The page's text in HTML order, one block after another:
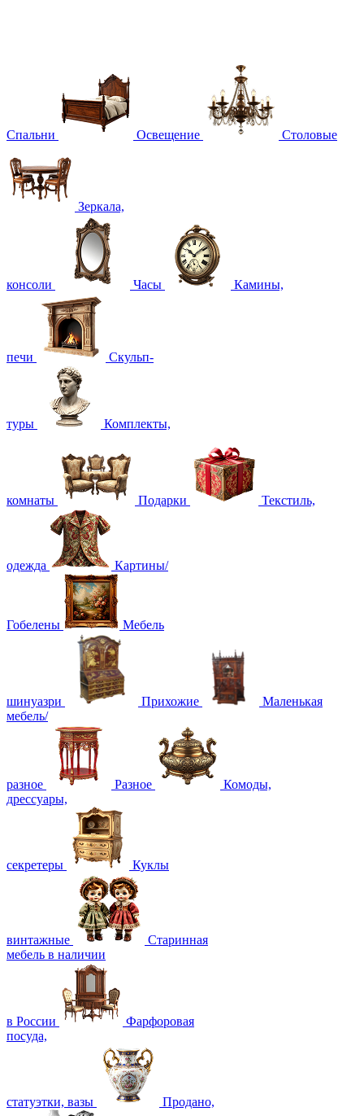
Спальни Освещение Столовые
Зеркала,
консоли Часы Камины,
печи Скульп-
туры Комплекты,
комнаты Подарки Текстиль,
одежда Картины/
Гобелены Мебель
шинуазри Прихожие
Маленькая
мебель/
разное Разное
Комоды,
дрессуары,
секретеры Куклы
винтажные
Старинная
мебель в наличии
в России
Фарфоровая
посуда,
статуэтки, вазы Продано,